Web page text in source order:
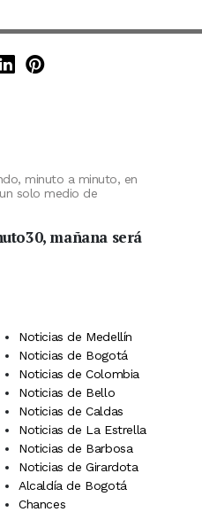
Instagram
en X (Twitter)
en TikTok
de Minuto30 en
Minuto30 en LinkedIn
Minuto30 en
minuto a minuto, en
solo medio de
mañana será
Noticias de Medellín
Noticias de Bogotá
Noticias de Colombia
Noticias de Bello
Noticias de Caldas
Noticias de La Estrella
Noticias de Barbosa
Noticias de Girardota
Alcaldía de Bogotá
Chances